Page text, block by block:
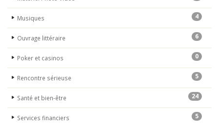
Musiques 4
Ouvrage littéraire 6
Poker et casinos 0
Rencontre sérieuse 5
Santé et bien-être 24
Services financiers 5